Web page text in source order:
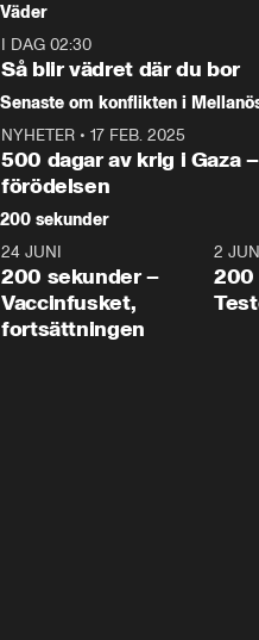
tonårsutvisningarna och hur
Moderaterna ska locka
väljare till valet i höst.
Väder
I DAG 02:30
Så blir vädret där du bor
Senaste om konflikten i
NYHETER • 17 FEB. 2025
500 dagar av krig i Gaza
förödelsen
200 sekunder
5:00
24 JUNI
200 sekunder –
Vaccinfusket,
fortsättningen
2
200